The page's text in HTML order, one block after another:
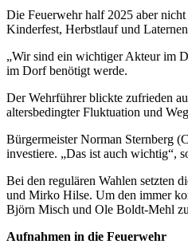
Die Feuerwehr half 2025 aber
Kinderfest, Herbstlauf und
„Wir sind ein wichtiger Akteur im
im Dorf benötigt werde.
Der Wehrführer blickte zufrieden
altersbedingter Fluktuation und
Bürgermeister Norman Sternberg
investiere. „Das ist auch wichtig“,
Bei den regulären Wahlen setzten
und Mirko Hilse. Um den immer
Björn Misch und Ole Boldt-Mehl
Aufnahmen in die Feuerwehr